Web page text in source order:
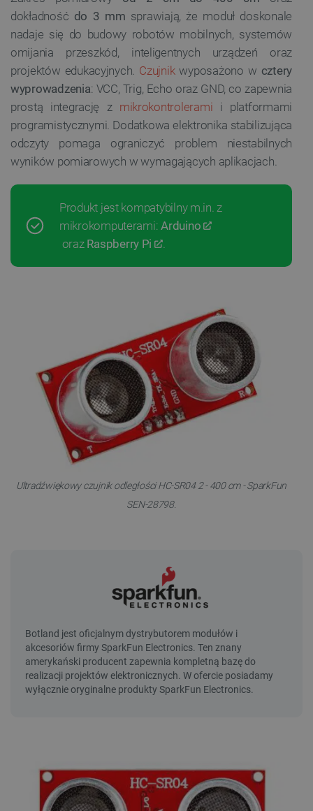
dokładność do 3 mm sprawiają, że moduł doskonale
nadaje się do budowy robotów mobilnych, systemów
omijania przeszkód, inteligentnych urządzeń oraz
projektów edukacyjnych. Czujnikwyposażono w cztery
wyprowadzenia: VCC, Trig, Echo oraz GND, co zapewnia
prostą integrację z mikrokontrolerami i platformami
programistycznymi. Dodatkowa elektronika stabilizująca
odczyty pomaga ograniczyć problem niestabilnych
wyników pomiarowych w wymagających aplikacjach.
Produkt jest kompatybilny m.in. z
mikrokomputerami:Arduino
oraz Raspberry Pi .
Ultradźwiękowy czujnik odległości HC-SR04 2 - 400 cm - SparkFun
SEN-28798.